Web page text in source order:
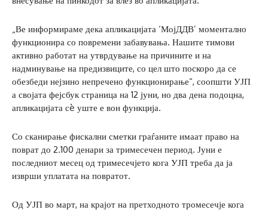
„Ве информираме дека апликацијата ‘МојДДВ’ моментално
функционира со повремени забавувања. Нашите тимови
активно работат на утврдување на причините и на
надминување на предизвиците, со цел што поскоро да се
обезбеди нејзино непречено функционирање“, соопшти УЈП
а својата фејсбук страница на 12 јуни, но два дена подоцна,
апликацијата сè уште е вон функција.
Со сканирање фискални сметки граѓаните имаат право на
поврат до 2.100 денари за тримесечен период. Јуни е
последниот месец од тримесечјето кога УЈП треба да ја
изврши уплатата на повратот.
Од УЈП во март, на крајот на претходното тромесечје кога